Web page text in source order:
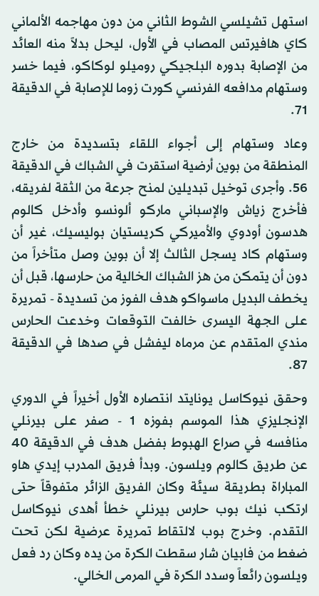
استهل تشيلسي الشوط الثاني من دون مهاجمه الألماني
كاي هافيرتس المصاب في الأول، ليحل بدلاً منه العائد
من الإصابة بدوره البلجيكي روميلو لوكاكو، فيما خسر
وستهام مدافعه الفرنسي كورت زوما للإصابة في الدقيقة
71.
وعاد وستهام إلى أجواء اللقاء بتسديدة من خارج
المنطقة من بوين أرضية استقرت في الشباك في الدقيقة
56. وأجرى توخيل تبديلين لمنح جرعة من الثقة لفريقه،
فأخرج زياش والإسباني ماركو ألونسو وأدخل كالوم
هدسون أودوي والأميركي كريستيان بوليسيك، غير أن
وستهام كاد يسجل الثالث إلا أن بوين وصل متأخراً من
دون أن يتمكن من هز الشباك الخالية من حارسها، قبل أن
يخطف البديل ماسواكو هدف الفوز من تسديدة - تمريرة
على الجهة اليسرى خالفت التوقعات وخدعت الحارس
مندي المتقدم عن مرماه ليفشل في صدها في الدقيقة
87.
وحقق نيوكاسل يونايتد انتصاره الأول أخيراً في الدوري
الإنجليزي هذا الموسم بفوزه 1 - صفر على بيرنلي
منافسه في صراع الهبوط بفضل هدف في الدقيقة 40
عن طريق كالوم ويلسون. وبدأ فريق المدرب إيدي هاو
المباراة بطريقة سيئة وكان الفريق الزائر متفوقاً حتى
ارتكب نيك بوب حارس بيرنلي خطأ أهدى نيوكاسل
التقدم. وخرج بوب لالتقاط تمريرة عرضية لكن تحت
ضغط من فابيان شار سقطت الكرة من يده وكان رد فعل
ويلسون رائعاً وسدد الكرة في المرمى الخالي.